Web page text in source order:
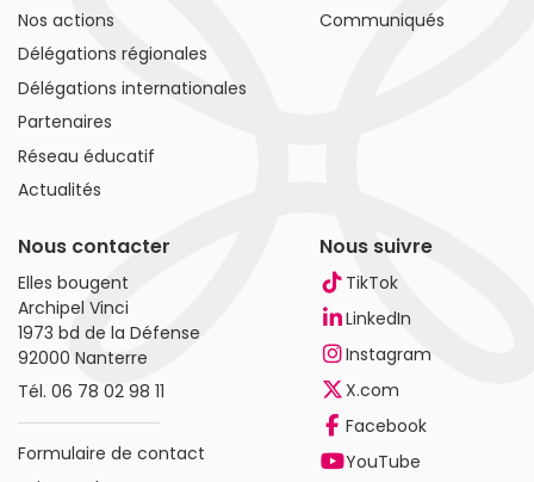
Nos actions
Délégations régionales
Délégations internationales
Partenaires
Réseau éducatif
Actualités
Communiqués
Nous contacter
Elles bougent
Archipel Vinci
1973 bd de la Défense
92000 Nanterre
Tél. 06 78 02 98 11
Formulaire de contact
Nous suivre
TikTok
LinkedIn
Instagram
X.com
Facebook
YouTube